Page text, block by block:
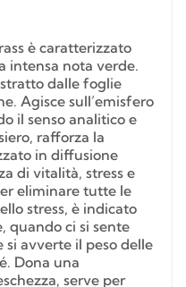
è caratterizzato
intensa nota verde.
dalle foglie
Agisce sull’emisfero
il senso analitico e
rafforza la
in diffusione
di vitalità, stress e
eliminare tutte le
stress, è indicato
quando ci si sente
si avverte il peso delle
Dona una
serve per